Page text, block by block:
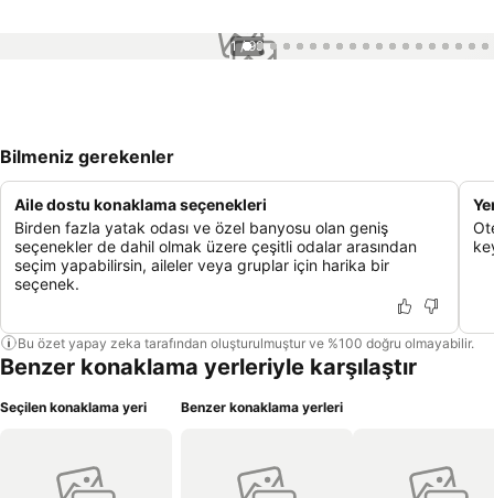
1 / 99
Bilmeniz gerekenler
Aile dostu konaklama seçenekleri
Birden fazla yatak odası ve özel banyosu olan geniş
seçenekler de dahil olmak üzere çeşitli odalar arasından
seçim yapabilirsin, aileler veya gruplar için harika bir
seçenek.
Bu özet yapay zeka tarafından oluşturulmuştur ve %100 doğru olmayabilir.
Benzer konaklama yerleriyle karşılaştır
Seçilen konaklama yeri Benzer konaklama yerleri